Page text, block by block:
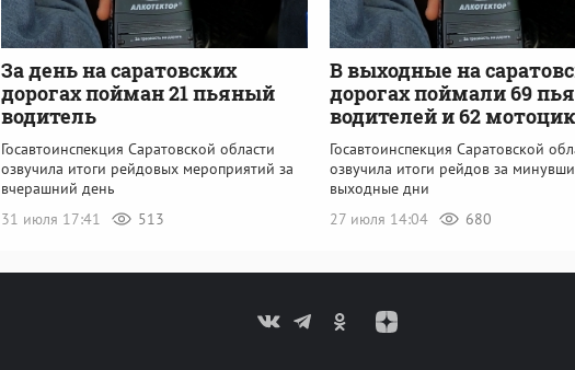
За день на саратовских
дорогах пойман 21 пьяный
водитель
Госавтоинспекция Саратовской области
озвучила итоги рейдовых мероприятий за
вчерашний день
31 июля 17:41
513
В выходные на
дорогах поймали 69
водителей и 62
Госавтоинспекция Саратовской
озвучила итоги рейдов за
выходные дни
27 июля 14:04
680